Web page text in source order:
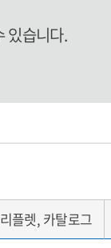
있습니다.
플렛, 카탈로그